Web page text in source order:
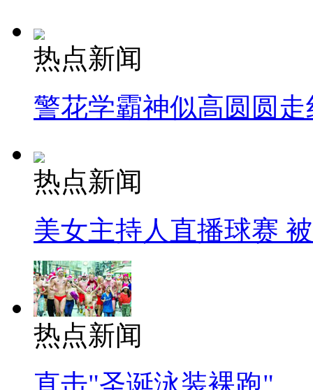
热点新闻
警花学霸神似高圆圆走
热点新闻
美女主持人直播球赛
热点新闻
直击"圣诞泳装裸跑"